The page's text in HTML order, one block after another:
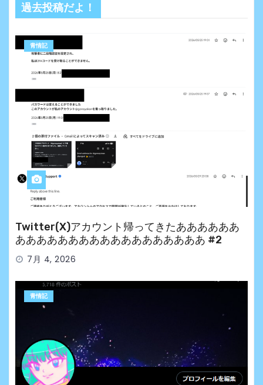
過去投稿だよ！
青情記
Twitter(X)アカウント帰ってきたああああああ
ああああああああああああああああああ #2
7月 4, 2026
青情記